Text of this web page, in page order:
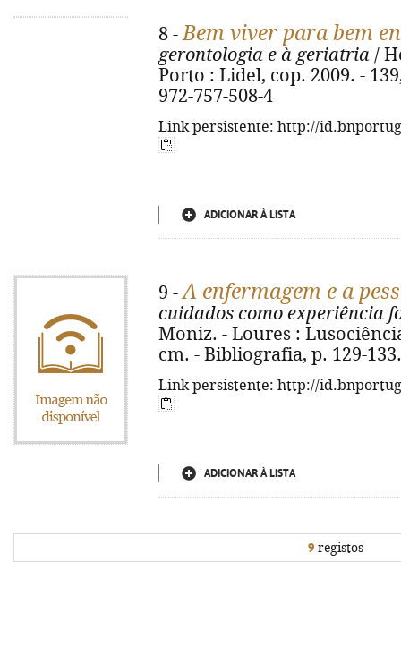
8 -Bem viver para bem
gerontologia e à geriatria /
Porto : Lidel, cop. 2009. -
972-757-508-4
Link persistente: http://
ADICIONAR À LISTA
9 -A enfermagem e a
cuidados como experiência
Moniz. - Loures :
cm. - Bibliografia, p. 129-
Link persistente: http://
ADICIONAR À LISTA
9 registos